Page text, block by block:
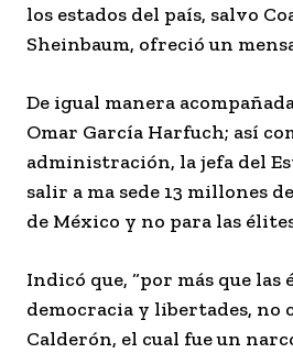
los estados del país, salvo
Sheinbaum, ofreció un
De igual manera
Omar García Harfuch; así
administración, la jefa del
salir a ma sede 13 millones
de México y no para las
Indicó que, “por más que
democracia y libertades, no
Calderón, el cual fue un